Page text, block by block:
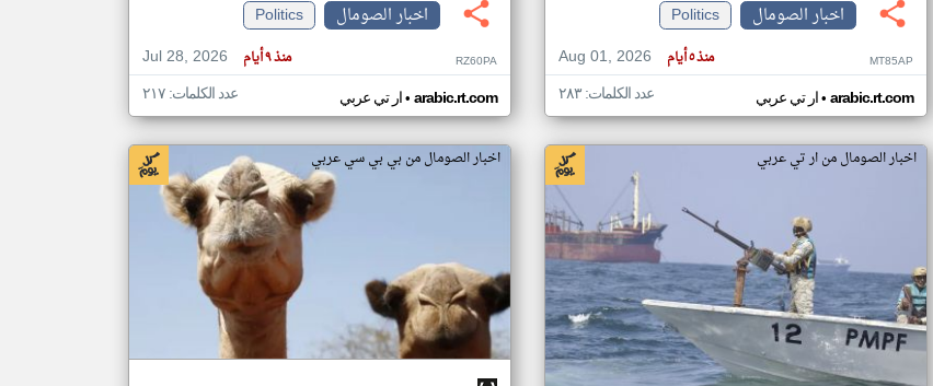
اخبار الصومال
Politics
Aug 01, 2026
منذ ٥ أيام MT85AP
ار تي عربي• arabic.rt.com عدد الكلمات: ٢٨٣
اخبار الصومال
Politics
Jul 28, 2026
منذ ٩ أيام RZ60PA
ار تي عربي• arabic.rt.com عدد الكلمات: ٢١٧
اخبار الصومال من ار تي عربي اخبار الصومال من بي بي سي عربي